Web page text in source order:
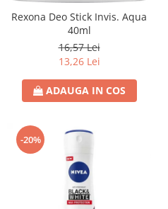
Sanytol Dezinfectant
Hartie Igienica
Prosoape De Hartie Si Servetele
Prosoape de Hartie
Odorizant Camera Profesional
Odorizant Camera Air Wick
Odorizant Camera cu Betisoare
Odorizant Camera Electric
Odorizant Camera Ambi Pur
Rexona Deo Stick Invis. Aqua
40ml
16,57 Lei
13,26 Lei
ADAUGA IN COS
-20%